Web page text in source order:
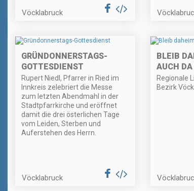
Vöcklabruck
GRÜNDONNERSTAGS-
GOTTESDIENST
Rupert Niedl, Pfarrer in Ried im
Innkreis zelebriert die Messe
zum letzten Abendmahl in der
Stadtpfarrkirche und eröffnet
damit die drei österlichen Tage
vom Leiden, Sterben und
Auferstehen des Herrn.
Vöcklabruck
BLEIB
AUCH
Regionale
Bezirk